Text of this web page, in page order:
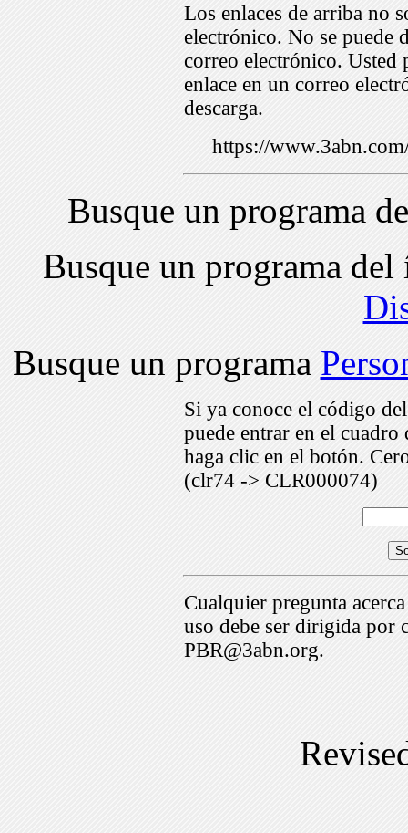
Los enlaces de arriba no
electrónico. No se puede
correo electrónico. Usted
enlace en un correo
descarga.
https://
Busque un programa
Busque un programa
Busque un programa
Si ya conoce el código
puede entrar en el
haga clic en el botón.
(clr74 -> CLR000074)
Cualquier pregunta
uso debe ser dirigida por
PBR@3abn.org.